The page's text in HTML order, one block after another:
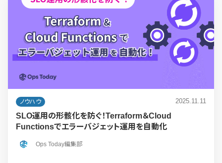
ノウハウ 2025.11.11
SLO運用の形骸化を防ぐ！Terraform＆Cloud
Functionsでエラーバジェット運用を自動化
Ops Today編集部